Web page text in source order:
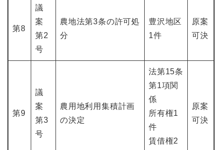
第8
議
案
第2
号
農地法第3条の許可処
分
豊沢地区
1件
原案
可決
第9
議
案
第3
号
農用地利用集積計画
の決定
法第15条
第1項関
係
所有権1
件
賃借権2
原案
可決